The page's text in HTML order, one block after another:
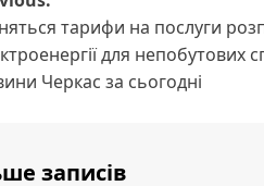
тарифи на послуги
для непобутових
Черкас за сьогодні
записів